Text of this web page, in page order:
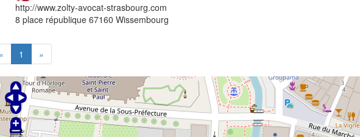
http://www.zolty-avocat-strasbourg.com
8 place république 67160 Wissembourg
1 »